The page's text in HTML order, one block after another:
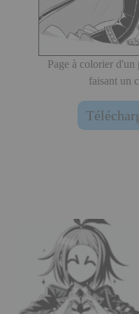
Page à colorier d'un
faisant un